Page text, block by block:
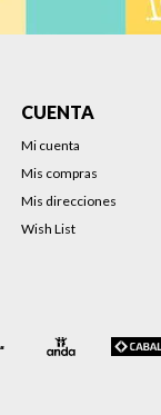
CUENTA
Mi cuenta
Mis compras
Mis direcciones
Wish List